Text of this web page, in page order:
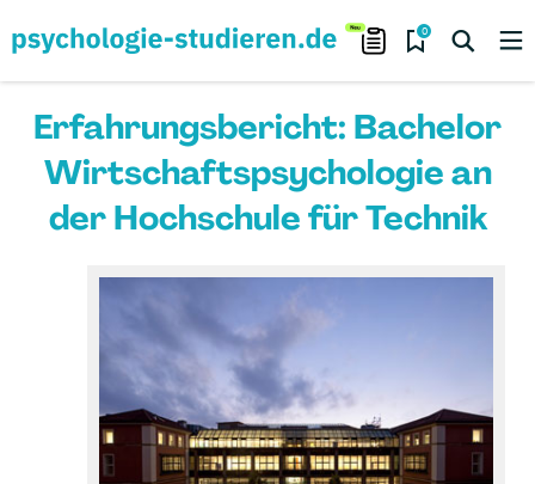
0
Erfahrungsbericht: Bachelor
Wirtschaftspsychologie an
der Hochschule für Technik